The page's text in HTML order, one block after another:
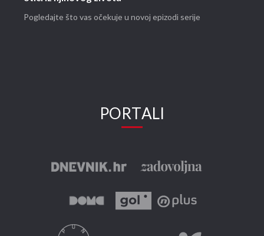
Pogledajte što vas očekuje u novoj epizodi serije
PORTALI